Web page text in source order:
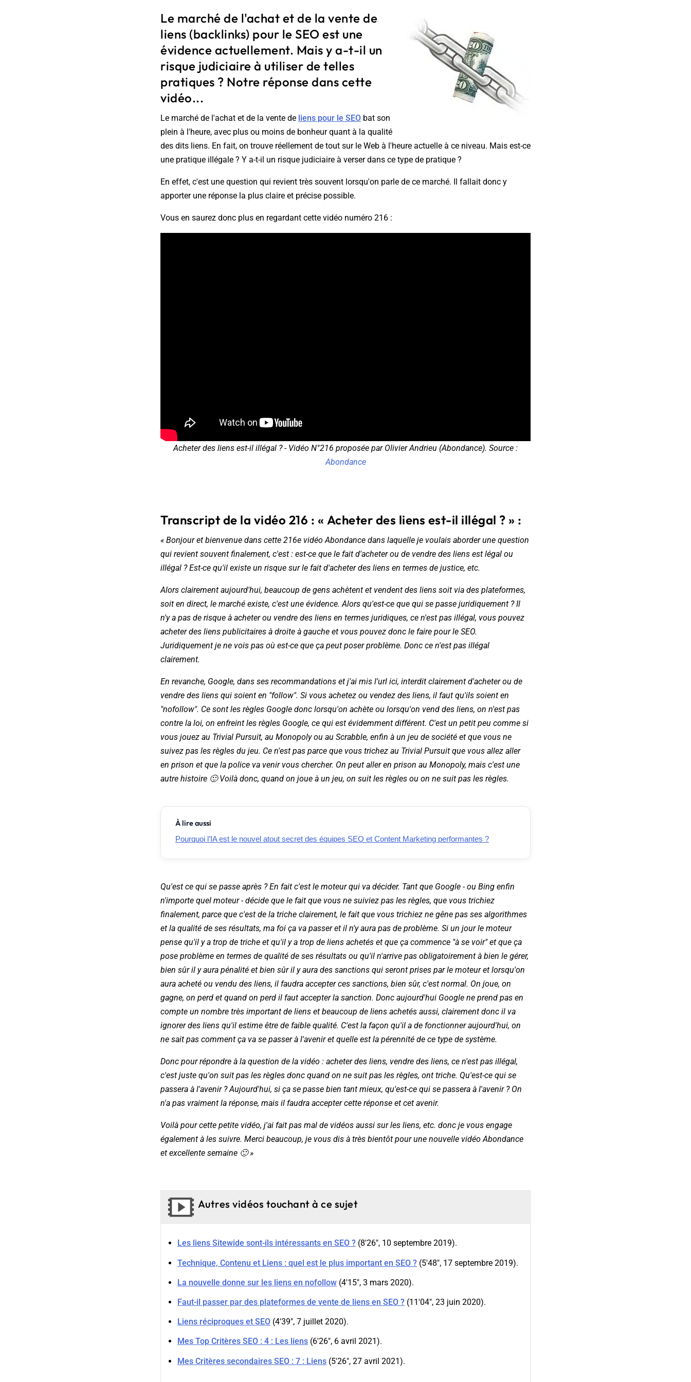
Le marché de l'achat et de la vente de
liens (backlinks) pour le SEO est une
évidence actuellement. Mais y a-t-il un
risque judiciaire à utiliser de telles
pratiques ? Notre réponse dans cette
vidéo...
Le marché de l'achat et de la vente de liens pour le SEO bat son
plein à l'heure, avec plus ou moins de bonheur quant à la qualité
des dits liens. En fait, on trouve réellement de tout sur le Web à l'heure actuelle à ce niveau. Mais est-ce
une pratique illégale ? Y a-t-il un risque judiciaire à verser dans ce type de pratique ?
En effet, c'est une question qui revient très souvent lorsqu'on parle de ce marché. Il fallait donc y
apporter une réponse la plus claire et précise possible.
Vous en saurez donc plus en regardant cette vidéo numéro 216 :
Acheter des liens est-il illégal ? - Vidéo N°216 proposée par Olivier Andrieu (Abondance). Source :
Abondance
Transcript de la vidéo 216 : « Acheter des liens est-il illégal ? » :
« Bonjour et bienvenue dans cette 216e vidéo Abondance dans laquelle je voulais aborder une question
qui revient souvent finalement, c'est : est-ce que le fait d'acheter ou de vendre des liens est légal ou
illégal ? Est-ce qu'il existe un risque sur le fait d'acheter des liens en termes de justice, etc.
Alors clairement aujourd'hui, beaucoup de gens achètent et vendent des liens soit via des plateformes,
soit en direct, le marché existe, c'est une évidence. Alors qu'est-ce que qui se passe juridiquement ? Il
n'y a pas de risque à acheter ou vendre des liens en termes juridiques, ce n'est pas illégal, vous pouvez
acheter des liens publicitaires à droite à gauche et vous pouvez donc le faire pour le SEO.
Juridiquement je ne vois pas où est-ce que ça peut poser problème. Donc ce n'est pas illégal
clairement.
En revanche, Google, dans ses recommandations et j'ai mis l'url ici, interdit clairement d'acheter ou de
vendre des liens qui soient en "follow". Si vous achetez ou vendez des liens, il faut qu'ils soient en
"nofollow". Ce sont les règles Google donc lorsqu'on achète ou lorsqu'on vend des liens, on n'est pas
contre la loi, on enfreint les règles Google, ce qui est évidemment différent. C'est un petit peu comme si
vous jouez au Trivial Pursuit, au Monopoly ou au Scrabble, enfin à un jeu de société et que vous ne
suivez pas les règles du jeu. Ce n'est pas parce que vous trichez au Trivial Pursuit que vous allez aller
en prison et que la police va venir vous chercher. On peut aller en prison au Monopoly, mais c'est une
autre histoire 🙂 Voilà donc, quand on joue à un jeu, on suit les règles ou on ne suit pas les règles.
À lire aussi
Pourquoi l’IA est le nouvel atout secret des équipes SEO et Content Marketing performantes ?
Qu'est ce qui se passe après ? En fait c'est le moteur qui va décider. Tant que Google - ou Bing enfin
n'importe quel moteur - décide que le fait que vous ne suiviez pas les règles, que vous trichiez
finalement, parce que c'est de la triche clairement, le fait que vous trichiez ne gêne pas ses algorithmes
et la qualité de ses résultats, ma foi ça va passer et il n'y aura pas de problème. Si un jour le moteur
pense qu'il y a trop de triche et qu'il y a trop de liens achetés et que ça commence "à se voir" et que ça
pose problème en termes de qualité de ses résultats ou qu'il n'arrive pas obligatoirement à bien le gérer,
bien sûr il y aura pénalité et bien sûr il y aura des sanctions qui seront prises par le moteur et lorsqu'on
aura acheté ou vendu des liens, il faudra accepter ces sanctions, bien sûr, c'est normal. On joue, on
gagne, on perd et quand on perd il faut accepter la sanction. Donc aujourd'hui Google ne prend pas en
compte un nombre très important de liens et beaucoup de liens achetés aussi, clairement donc il va
ignorer des liens qu'il estime être de faible qualité. C'est la façon qu'il a de fonctionner aujourd'hui, on
ne sait pas comment ça va se passer à l'avenir et quelle est la pérennité de ce type de système.
Donc pour répondre à la question de la vidéo : acheter des liens, vendre des liens, ce n'est pas illégal,
c'est juste qu'on suit pas les règles donc quand on ne suit pas les règles, ont triche. Qu'est-ce qui se
passera à l'avenir ? Aujourd'hui, si ça se passe bien tant mieux, qu'est-ce qui se passera à l'avenir ? On
n'a pas vraiment la réponse, mais il faudra accepter cette réponse et cet avenir.
Voilà pour cette petite vidéo, j'ai fait pas mal de vidéos aussi sur les liens, etc. donc je vous engage
également à les suivre. Merci beaucoup, je vous dis à très bientôt pour une nouvelle vidéo Abondance
et excellente semaine 🙂 »
Autres vidéos touchant à ce sujet
Les liens Sitewide sont-ils intéressants en SEO ?(8'26", 10 septembre 2019).
Technique, Contenu et Liens : quel est le plus important en SEO ?(5'48", 17 septembre 2019).
La nouvelle donne sur les liens en nofollow(4'15", 3 mars 2020).
Faut-il passer par des plateformes de vente de liens en SEO ?(11'04", 23 juin 2020).
Liens réciproques et SEO(4'39", 7 juillet 2020).
Mes Top Critères SEO : 4 : Les liens(6'26", 6 avril 2021).
Mes Critères secondaires SEO : 7 : Liens(5'26", 27 avril 2021).